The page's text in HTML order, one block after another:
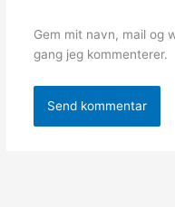
Gem mit navn, mail og
gang jeg kommenterer.